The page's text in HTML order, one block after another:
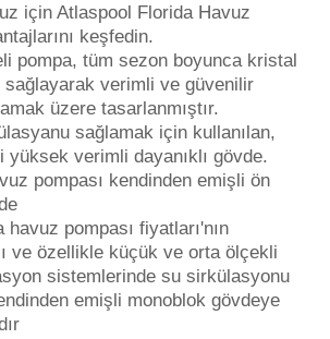
Pool
Tuz
Havuz
için Atlaspool Florida Havuz
keşfedin.
pompa, tüm sezon boyunca kristal
sağlayarak verimli ve güvenilir
üzere tasarlanmıştır.
sağlamak için kullanılan,
yüksek verimli dayanıklı gövde.
pompası kendinden emişli ön
pompası fiyatları'nın
ve özellikle küçük ve orta ölçekli
sistemlerinde su sirkülasyonu
emişli monoblok gövdeye